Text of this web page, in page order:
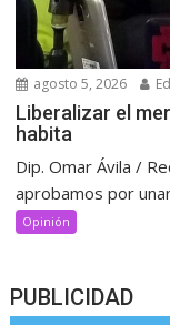
agosto 5, 2026
Liberalizar el
habita
Dip. Omar Ávila /
aprobamos por
Opinión
PUBLICIDAD